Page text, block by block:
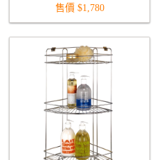
售價 $1,780